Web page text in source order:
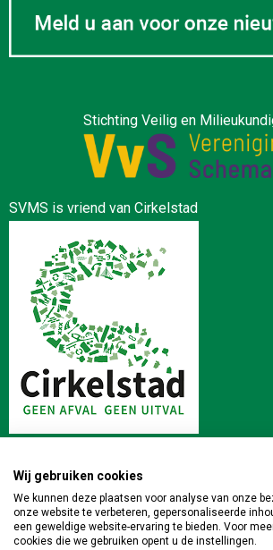
Stichting Veilig en
SVMS is vriend van Cirkelstad
Stichting Veilig en Milieukundig Slopen |
GELDERMALSEN | 0345-471391 |
Wij gebruiken cookies
We kunnen deze plaatsen voor analyse van onze
onze website te verbeteren, gepersonaliseerde
een geweldige website-ervaring te bieden. Voor
cookies die we gebruiken opent u de instellingen.